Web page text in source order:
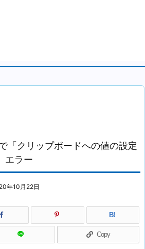
「クリップボードへの値の設定
エラー
年10月22日
B!
Copy